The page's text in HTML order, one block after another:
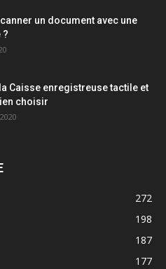
un document avec une
?
Caisse enregistreuse tactile et
choisir
272
198
187
177